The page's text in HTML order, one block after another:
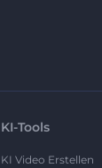
KI-Tools
KI Video Erstellen